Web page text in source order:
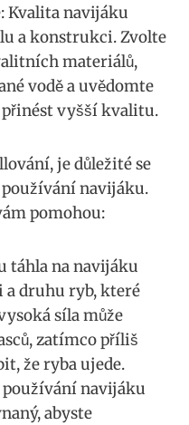
Kvalita navijáku
a​ konstrukci. Zvolte
materiálů,
vodě a uvědomte
přinést vyšší kvalitu.
je důležité se
navijáku.
pomohou:
táhla na navijáku
a ​druhu ryb, ⁤které
síla⁤ může
zatímco⁤ příliš
že ryba ujede.
navijáku
abyste